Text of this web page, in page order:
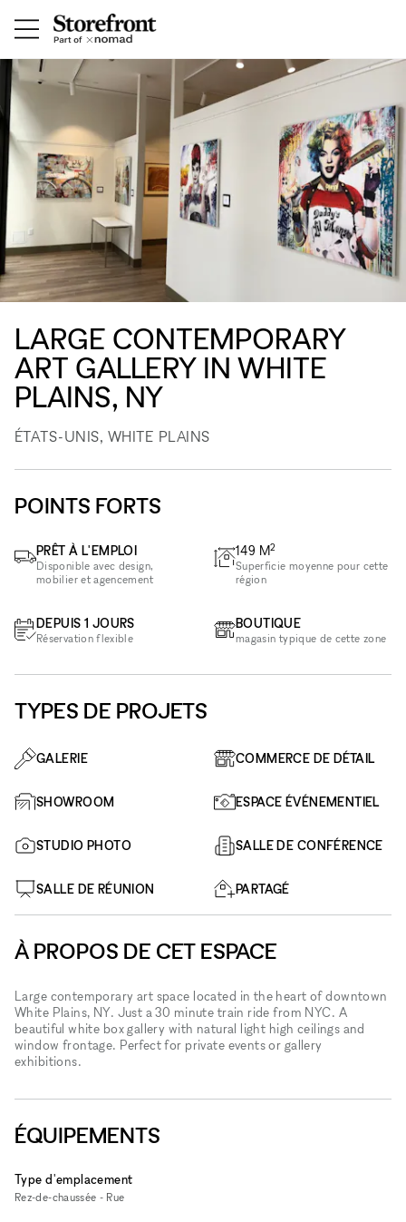
LARGE CONTEMPORARY
ART GALLERY IN WHITE
PLAINS, NY
ÉTATS-UNIS, WHITE PLAINS
POINTS FORTS
PRÊT À L'EMPLOI
Disponible avec design,
mobilier et agencement
DEPUIS 1 JOURS
Réservation flexible
149 M2
Superficie moyenne pour cette
région
BOUTIQUE
magasin typique de cette zone
TYPES DE PROJETS
GALERIE COMMERCE DE DÉTAIL
SHOWROOM ESPACE ÉVÉNEMENTIEL
STUDIO PHOTO SALLE DE CONFÉRENCE
SALLE DE RÉUNION PARTAGÉ
À PROPOS DE CET ESPACE
Large contemporary art space located in the heart of downtown
White Plains, NY. Just a 30 minute train ride from NYC. A
beautiful white box gallery with natural light high ceilings and
window frontage. Perfect for private events or gallery
exhibitions.
ÉQUIPEMENTS
Type d'emplacement
Rez-de-chaussée - Rue